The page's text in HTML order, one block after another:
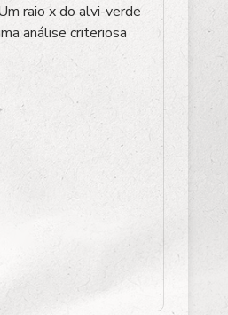
raio x do alvi-verde
análise criteriosa